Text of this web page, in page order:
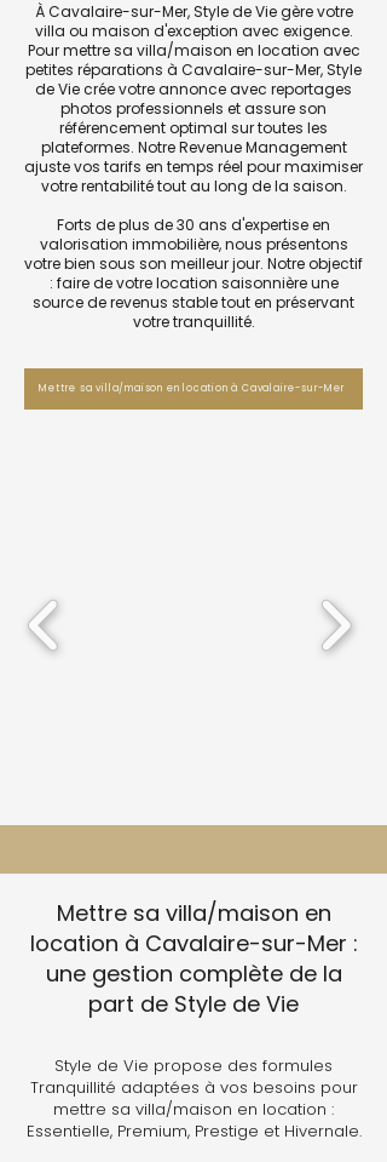
À Cavalaire-sur-Mer, Style de Vie gère votre
villa ou maison d'exception avec exigence.
Pour mettre sa villa/maison en location avec
petites réparations à Cavalaire-sur-Mer, Style
de Vie crée votre annonce avec reportages
photos professionnels et assure son
référencement optimal sur toutes les
plateformes. Notre Revenue Management
ajuste vos tarifs en temps réel pour maximiser
votre rentabilité tout au long de la saison.
Forts de plus de 30 ans d'expertise en
valorisation immobilière, nous présentons
votre bien sous son meilleur jour. Notre objectif
: faire de votre location saisonnière une
source de revenus stable tout en préservant
votre tranquillité.
Mettre sa villa/maison en location à Cavalaire-sur-Mer
Mettre sa villa/maison en
location à Cavalaire-sur-Mer :
une gestion complète de la
part de Style de Vie
Style de Vie propose des formules
Tranquillité adaptées à vos besoins pour
mettre sa villa/maison en location :
Essentielle, Premium, Prestige et Hivernale.